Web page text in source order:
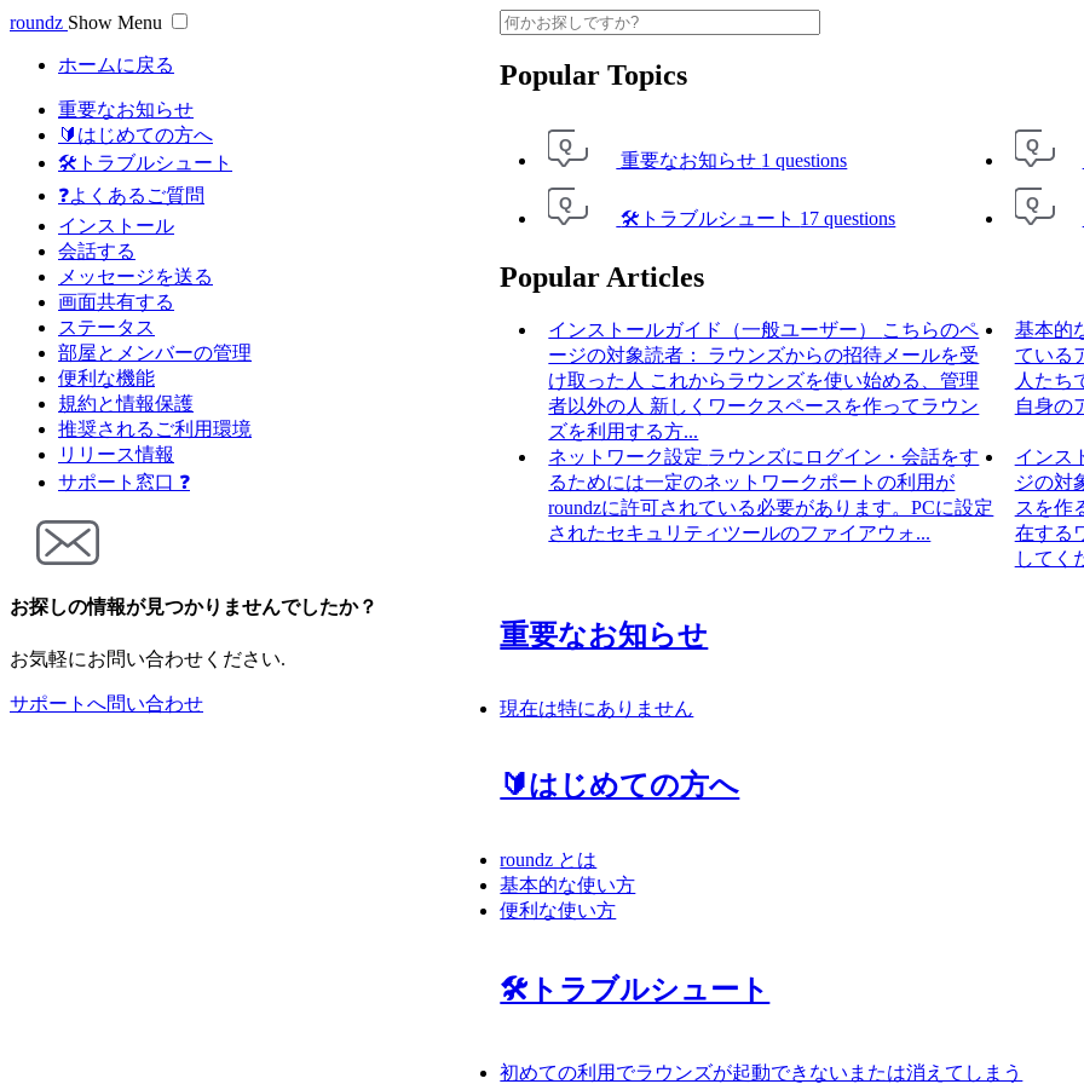
roundz Show Menu
ホームに戻る
重要なお知らせ
🔰はじめての方へ
🛠トラブルシュート
❓よくあるご質問
インストール
会話する
メッセージを送る
画面共有する
ステータス
部屋とメンバーの管理
便利な機能
規約と情報保護
推奨されるご利用環境
リリース情報
サポート窓口 ❓
お探しの情報が見つかりませんでしたか？
お気軽にお問い合わせください.
サポートへ問い合わせ
Popular Topics
Q
重要なお知らせ 1 questions
Q
Q
🛠トラブルシュート 17 questions
Q
Popular Articles
インストールガイド（一般ユーザー） こちらのペ
ージの対象読者： ラウンズからの招待メールを受
け取った人 これからラウンズを使い始める、管理
者以外の人 新しくワークスペースを作ってラウン
ズを利用する方...
基本的
ている
人たち
自身の
ネットワーク設定 ラウンズにログイン・会話をす
るためには一定のネットワークポートの利用が
roundzに許可されている必要があります。PCに設定
されたセキュリティツールのファイアウォ...
インス
ジの対
スを作
在する
してく
重要なお知らせ
現在は特にありません
🔰はじめての方へ
roundz とは
基本的な使い方
便利な使い方
🛠トラブルシュート
初めての利用でラウンズが起動できないまたは消えてしまう